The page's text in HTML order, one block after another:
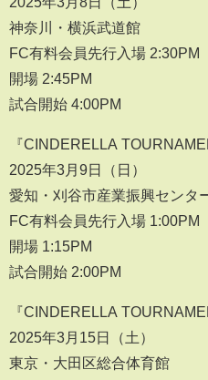
神奈川・横浜武道館
FC有料会員先行入場 2:30PM
開場 2:45PM
試合開始 4:00PM
『CINDERELLA
2025年3月9日（日）
愛知・刈谷市産業振興センタ
FC有料会員先行入場 1:00PM
開場 1:15PM
試合開始 2:00PM
『CINDERELLA
2025年3月15日（土）
東京・大田区総合体育館